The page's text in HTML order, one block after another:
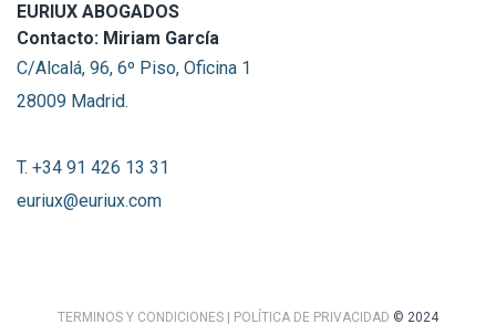
EURIUX ABOGADOS
Contacto: Miriam García
C/Alcalá, 96, 6º Piso, Oficina 1
28009 Madrid.
T. +34 91 426 13 31
euriux@euriux.com
TERMINOS Y CONDICIONES | POLÍTICA DE PRIVACIDAD © 2024